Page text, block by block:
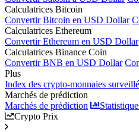
Calculatrices Bitcoin
Convertir Bitcoin en USD Dollar
Calculatrices Ethereum
Convertir Ethereum en USD Dollar
Calculatrices Binance Coin
Convertir BNB en USD Dollar
Plus
Index des crypto-monnaies
Marchés de prédiction
Marchés de prédiction
Crypto Prix